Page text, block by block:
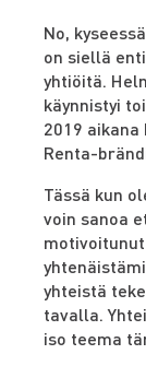
No,
on siellä
yhtiöitä.
käynnistyi
2019
Renta-
Tässä kun
voin sanoa
yhteistä
tavalla.
iso teema